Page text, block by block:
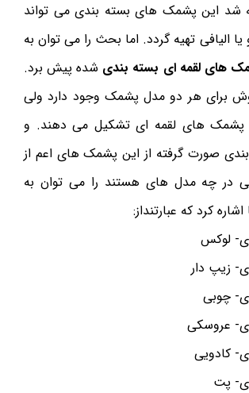
شد این پشمک های بسته بندی می تواند
الیافی تهیه گردد. اما بحث را می توان به
های لقمه ای بسته بندی شده پیش برد.
فروش برای هر دو مدل پشمک وجود دارد ولی
پشمک های لقمه ای تشکیل می دهند. و
صورت گرفته از این پشمک های اعم از
در چه مدل های هستند را می توان به
کرد که عبارتنداز:
لوکس
زیپ دار
چوبی
عروسکی
کادویی
پت